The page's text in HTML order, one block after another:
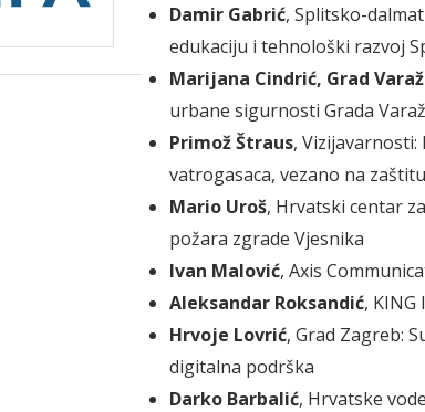
Damir Gabrić, Splitsko-
edukaciju i tehnološki razvoj
Marijana Cindrić, Grad
urbane sigurnosti Grada
Primož Štraus,
vatrogasaca, vezano na
Mario Uroš, Hrvatski centar
požara zgrade Vjesnika
Ivan Malović, Axis
Aleksandar Roksandić,
Hrvoje Lovrić, Grad Zagreb:
digitalna podrška
Darko Barbalić, Hrvatske